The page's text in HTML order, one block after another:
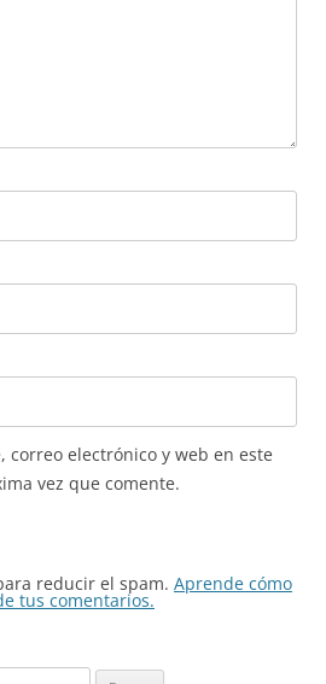
correo electrónico y web en este
vez que comente.
reducir el spam. Aprende cómo
tus comentarios.